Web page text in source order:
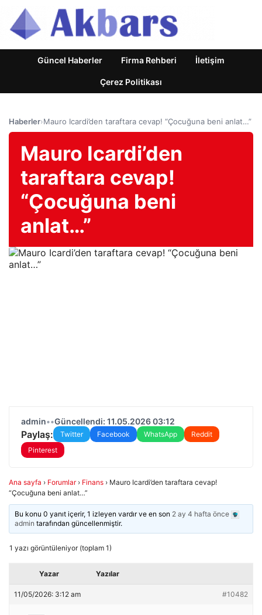
Güncel Haberler Firma Rehberi İletişim
Çerez Politikası
Haberler›Mauro Icardi’den taraftara cevap! “Çocuğuna beni anlat…”
Mauro Icardi’den
taraftara cevap!
“Çocuğuna beni
anlat…”
admin••Güncellendi: 11.05.2026 03:12
Paylaş: Twitter Facebook WhatsApp
Reddit
Pinterest
Ana sayfa › Forumlar › Finans › Mauro Icardi’den taraftara cevap!
“Çocuğuna beni anlat…”
Bu konu 0 yanıt içerir, 1 izleyen vardır ve en son 2 ay 4 hafta önce
admin tarafından güncellenmiştir.
1 yazı görüntüleniyor (toplam 1)
Yazar Yazılar
11/05/2026: 3:12 am #10482